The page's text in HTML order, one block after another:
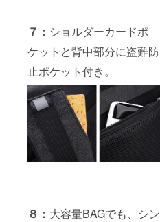
７： ショルダーカードポ
ケットと背中部分に盗難防
止ポケット付き。
８： 大容量BAGでも、シン